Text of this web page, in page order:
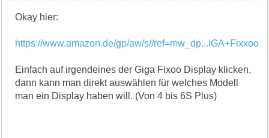
Okay hier:
https://www.amazon.de/gp/aw/s//ref=mw_dp...IGA+Fixxoo
Einfach auf irgendeines der Giga Fixoo Display klicken,
dann kann man direkt auswählen für welches Modell
man ein Display haben will. (Von 4 bis 6S Plus)